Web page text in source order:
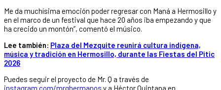
Me da muchísima emoción poder regresar con Maná a Hermosillo y
en el marco de un festival que hace 20 años iba empezando y que
ha crecido un montón”, comentó el músico.
Lee también: Plaza del Mezquite reunirá cultura indígena,
música y tradición en Hermosillo, durante las Fiestas del Pitic
2026
Puedes seguir el proyecto de Mr. Q a través de
instagram.com/mrqhermanos y a Héctor Quintana en